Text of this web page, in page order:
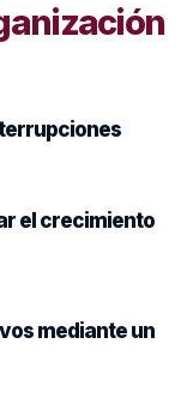
el crecimiento
mediante un